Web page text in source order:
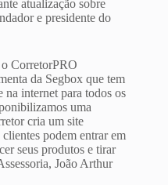
atualização sobre
e presidente do
CorretorPRO
da Segbox que tem
na internet para todos os
uma
cria um site
podem entrar em
seus produtos e tirar
João Arthur